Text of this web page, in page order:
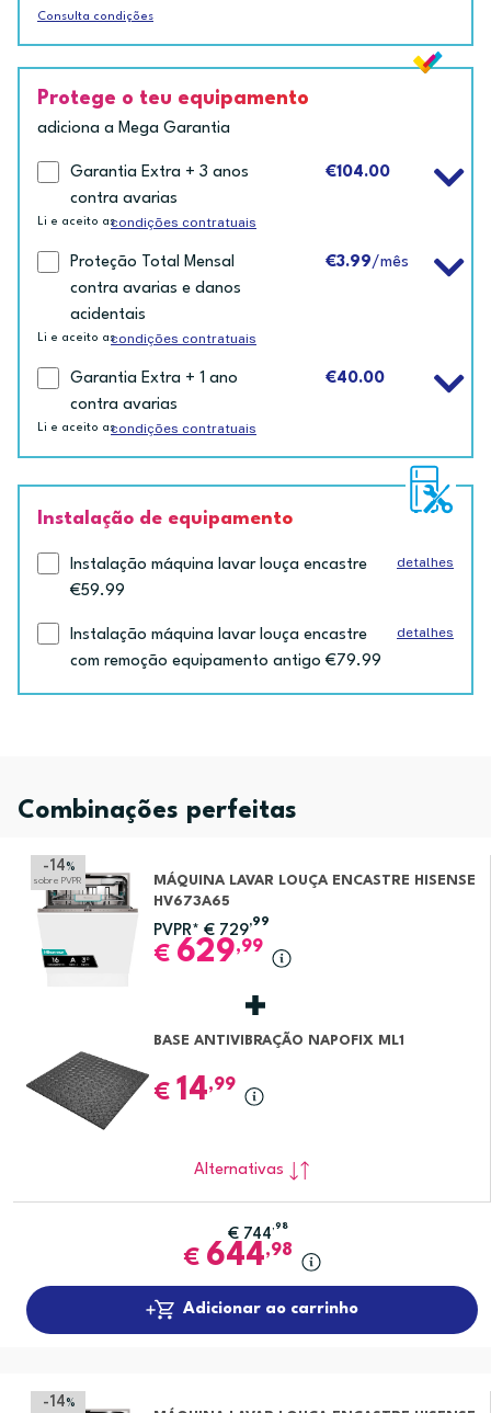
Consulta condições
Protege o teu equipamento
adiciona a Mega Garantia
Garantia Extra + 3 anos
contra avarias
€104.00
Li e aceito ascondições contratuais
Proteção Total Mensal
contra avarias e danos
acidentais
€3.99/mês
Li e aceito ascondições contratuais
Garantia Extra + 1 ano
contra avarias
€40.00
Li e aceito ascondições contratuais
Instalação de equipamento
Instalação máquina lavar louça encastre
€59.99
detalhes
Instalação máquina lavar louça encastre
com remoção equipamento antigo €79.99
detalhes
Combinações perfeitas
-14 %
sobre PVPR
MÁQUINA LAVAR LOUÇA ENCASTRE HISENSE
HV673A65
PVPR* € 729
,99
€ 629,99
BASE ANTIVIBRAÇÃO NAPOFIX ML1
€ 14,99
Alternativas
€ 744,98
€ 644,98
Adicionar ao carrinho
-14 %